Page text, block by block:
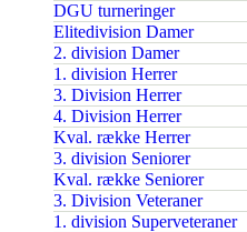
DGU turneringer
Elitedivision Damer
2. division Damer
1. division Herrer
3. Division Herrer
4. Division Herrer
Kval. række Herrer
3. division Seniorer
Kval. række Seniorer
3. Division Veteraner
1. division Superveteraner